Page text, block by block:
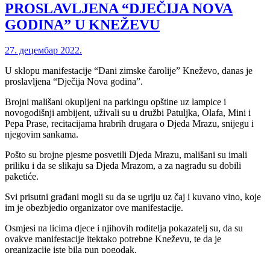
PROSLAVLJENA “DJEČIJA NOVA
GODINA” U KNEŽEVU
27. децембар 2022.
U sklopu manifestacije “Dani zimske čarolije” Kneževo, danas je
proslavljena “Dječija Nova godina”.
Brojni mališani okupljeni na parkingu opštine uz lampice i
novogodišnji ambijent, uživali su u družbi Patuljka, Olafa, Mini i
Pepa Prase, recitacijama hrabrih drugara o Djeda Mrazu, snijegu i
njegovim sankama.
Pošto su brojne pjesme posvetili Djeda Mrazu, mališani su imali
priliku i da se slikaju sa Djeda Mrazom, a za nagradu su dobili
paketiće.
Svi prisutni građani mogli su da se ugriju uz čaj i kuvano vino, koje
im je obezbjedio organizator ove manifestacije.
Osmjesi na licima djece i njihovih roditelja pokazatelj su, da su
ovakve manifestacije itektako potrebne Kneževu, te da je
organizacije iste bila pun pogodak.